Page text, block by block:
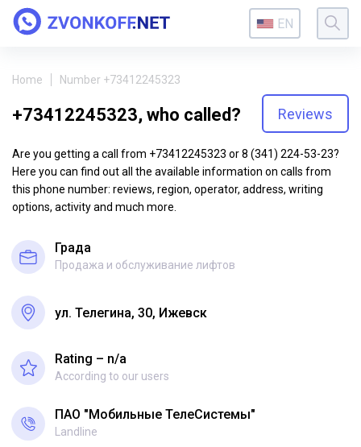
EN
Home Number +73412245323
+73412245323, who called? Reviews
Are you getting a call from +73412245323 or 8 (341) 224-53-23?
Here you can find out all the available information on calls from
this phone number: reviews, region, operator, address, writing
options, activity and much more.
Града
Продажа и обслуживание лифтов
ул. Телегина, 30, Ижевск
Rating – n/a
According to our users
ПАО "Мобильные ТелеСистемы"
Landline